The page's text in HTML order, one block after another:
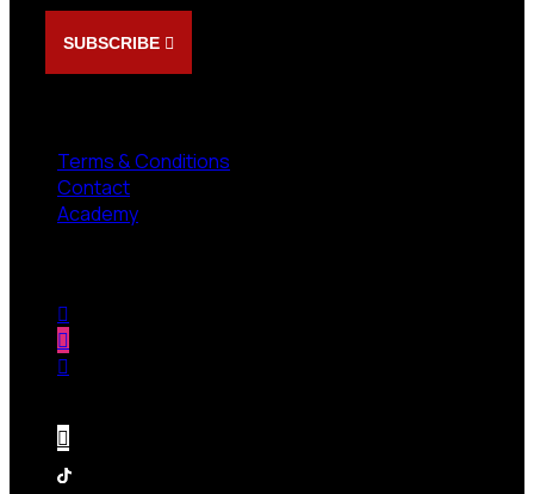
SUBSCRIBE
Terms & Conditions
Contact
Academy